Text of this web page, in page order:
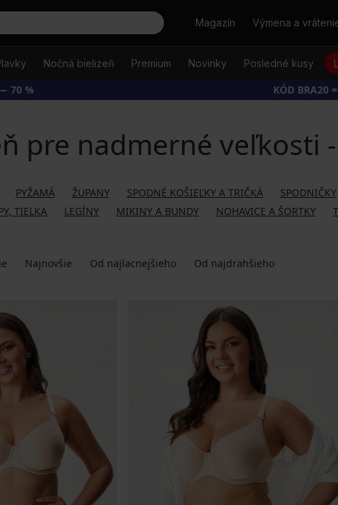
HľadaťMagazín Výmena a
Nočná bielizeň Premium Novinky Posledné kusy
70 % KÓD BRA20
pre nadmerné veľkosti
PYŽAMÁ ŽUPANY SPODNÉ KOŠIEĽKY A TRIČKÁ SPODNIČKY
TIELKA LEGÍNY MIKINY A BUNDY NOHAVICE A ŠORTKY
Najnovšie Od najlacnejšieho Od najdrahšieho